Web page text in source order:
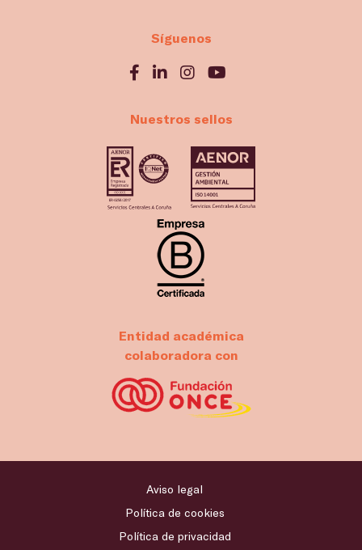
Síguenos
Nuestros sellos
Entidad académica
colaboradora con
Aviso legal
Política de cookies
Política de privacidad